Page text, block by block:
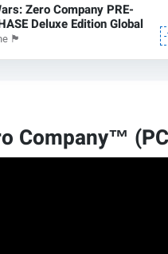
Zero Company PRE-
Deluxe Edition Global
🏴
Company™